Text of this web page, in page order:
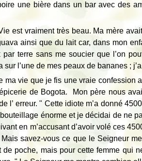
une bière dans un bar avec des
est vraiment très beau. Ma mère
ainsi que du lait car, dans mon
par terre sans me soucier que l’on
sur l’une de mes peaux de bananes ;
ma vie que je fis une vraie confession
de Bogota. Mon père nous
l’ erreur. " Cette idiote m’a donné
énorme et je décidai de ne
en m’accusant d’avoir volé ces
savez-vous ce que le Seigneur
de poche, mais pour cette femme qui